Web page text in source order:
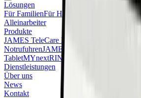
Lösungen
Für FamilienFür Hausnotrufdienste Für
Alleinarbeiter
Produkte
JAMES TeleCare Plattform
JAMES
NotrufuhrenJAMES Alleinarbeiteruhr
TabletMYnextRING
Dienstleistungen
Über uns
News
Kontakt